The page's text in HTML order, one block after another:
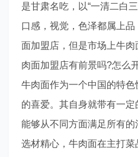
是甘肃名吃，以“一清二白
口感，视觉，色泽都属上
面加盟店，但是市场上牛
肉面加盟店有前景吗?怎么
牛肉面作为一个中国的特色
的喜爱。其自身就带有一定
能够从不同方面满足所有的
选材精心，牛肉面在主打